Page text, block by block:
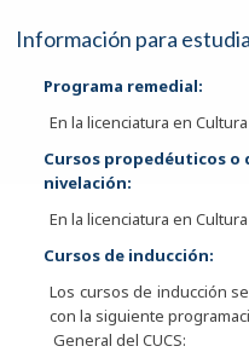
Información para
Programa remedial:
En la licenciatura en
Cursos propedéuticos o
nivelación:
En la licenciatura en
Cursos de inducción:
Los cursos de inducción
con la siguiente
General del CUCS: